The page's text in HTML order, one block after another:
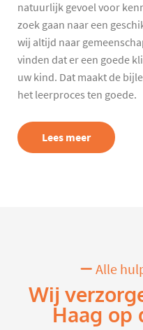
natuurlijk gevoel voor
zoek gaan naar een
wij altijd naar
vinden dat er een goede
uw kind. Dat maakt de
het leerproces ten goede.
Lees meer
Alle
Wij
Haag op